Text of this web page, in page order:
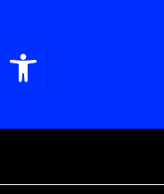
Abrir barra